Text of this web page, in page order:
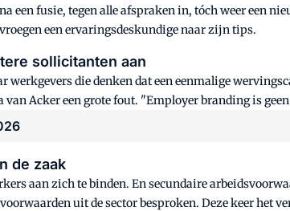
een fusie, tegen alle afspraken in, tóch weer een
een ervaringsdeskundige naar zijn tips.
sollicitanten aan
die denken dat een eenmalige
Acker een grote fout. "Employer branding is
de zaak
aan zich te binden. En secundaire
uit de sector besproken. Deze keer het